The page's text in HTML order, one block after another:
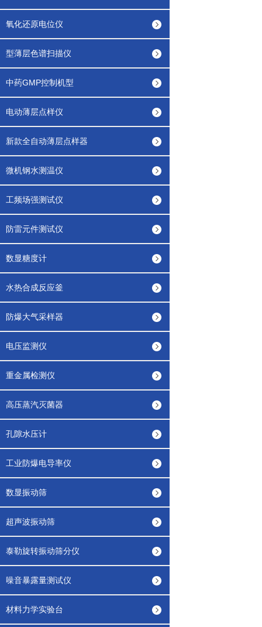
氧化还原电位仪
型薄层色谱扫描仪
中药GMP控制机型
电动薄层点样仪
新款全自动薄层点样器
微机钢水测温仪
工频场强测试仪
防雷元件测试仪
数显糖度计
水热合成反应釜
防爆大气采样器
电压监测仪
重金属检测仪
高压蒸汽灭菌器
孔隙水压计
工业防爆电导率仪
数显振动筛
超声波振动筛
泰勒旋转振动筛分仪
噪音暴露量测试仪
材料力学实验台